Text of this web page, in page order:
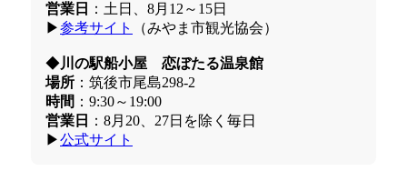
営業日
：土日、8月12～15日
▶参考サイト （みやま市観光協会）
◆川の駅船小屋 恋ぼたる温泉館
場所 ：筑後市尾島298‐2
時間 ：9:30～19:00
営業日
：8月20、27日を除く毎日
▶公式サイト